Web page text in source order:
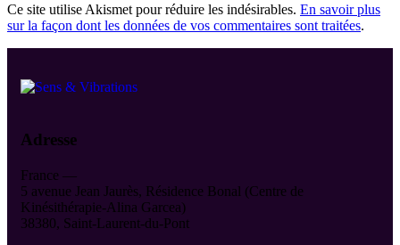
Ce site utilise Akismet pour réduire les indésirables. En savoir plus
sur la façon dont les données de vos commentaires sont traitées.
Adresse
France —
5 avenue Jean Jaurès, Résidence Bonal (Centre de
Kinésithérapie-Alina Garcea)
38380, Saint-Laurent-du-Pont